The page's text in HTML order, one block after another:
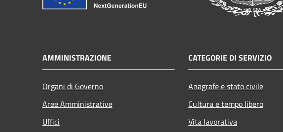
AMMINISTRAZIONE
Organi di Governo
Aree Amministrative
Uffici
CATEGORIE DI SERVIZIO
Anagrafe e stato civile
Cultura e tempo libero
Vita lavorativa